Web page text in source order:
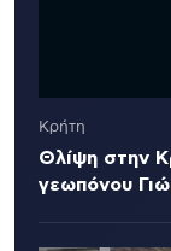
Κρήτη
Θλίψη στην
γεωπόνου